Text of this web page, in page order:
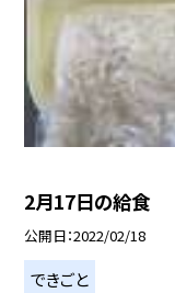
2月17日の給食
公開日 2022/02/18
できごと